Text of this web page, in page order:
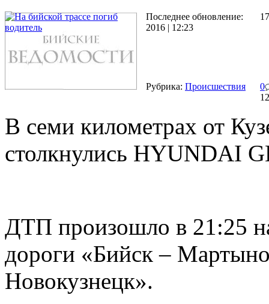
Последнее обновление:
2016 | 12:23
Рубрика: Происшествия
0
В семи километрах от
столкнулись HYUNDAI
ДТП произошло в 21:25
дороги «Бийск –
Новокузнецк».